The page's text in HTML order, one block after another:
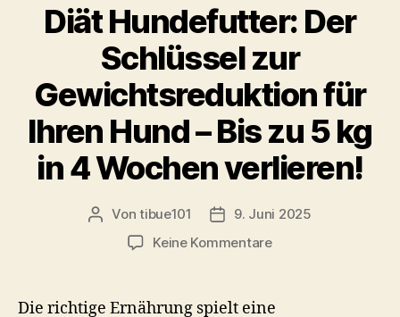
o
k
n
Diät Hundefutter: Der
Schlüssel zur
Gewichtsreduktion für
Ihren Hund – Bis zu 5 kg
in 4 Wochen verlieren!
Beitragsautor
Vontibue101 Veröffentlichungsdatum
9. Juni 2025
Keine Kommentarezu
Die richtige Ernährung spielt eine